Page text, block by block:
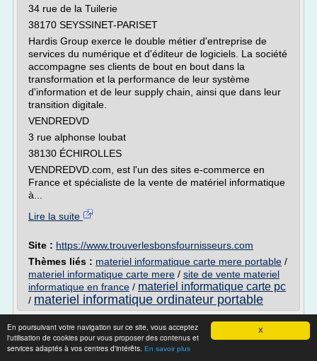
X
En poursuivant votre navigation sur ce site, vous acceptez
l'utilisation de cookies pour vous proposer des contenus et
services adaptés à vos centres d'intérêts. En savoir plus
34 rue de la Tuilerie
38170 SEYSSINET-PARISET
Hardis Group exerce le double métier d'entreprise de
services du numérique et d'éditeur de logiciels. La société
accompagne ses clients de bout en bout dans la
transformation et la performance de leur système
d'information et de leur supply chain, ainsi que dans leur
transition digitale.
VENDREDVD
3 rue alphonse loubat
38130 ÉCHIROLLES
VENDREDVD.com, est l'un des sites e-commerce en
France et spécialiste de la vente de matériel informatique
à...
Lire la suite
Site : https://www.trouverlesbonsfournisseurs.com
Thèmes liés : materiel informatique carte mere portable /
materiel informatique carte mere / site de vente materiel
informatique en france / materiel informatique carte pc
/ materiel informatique ordinateur portable
ASTUCE PC - Assistance dépannage
informatique, vente et ...